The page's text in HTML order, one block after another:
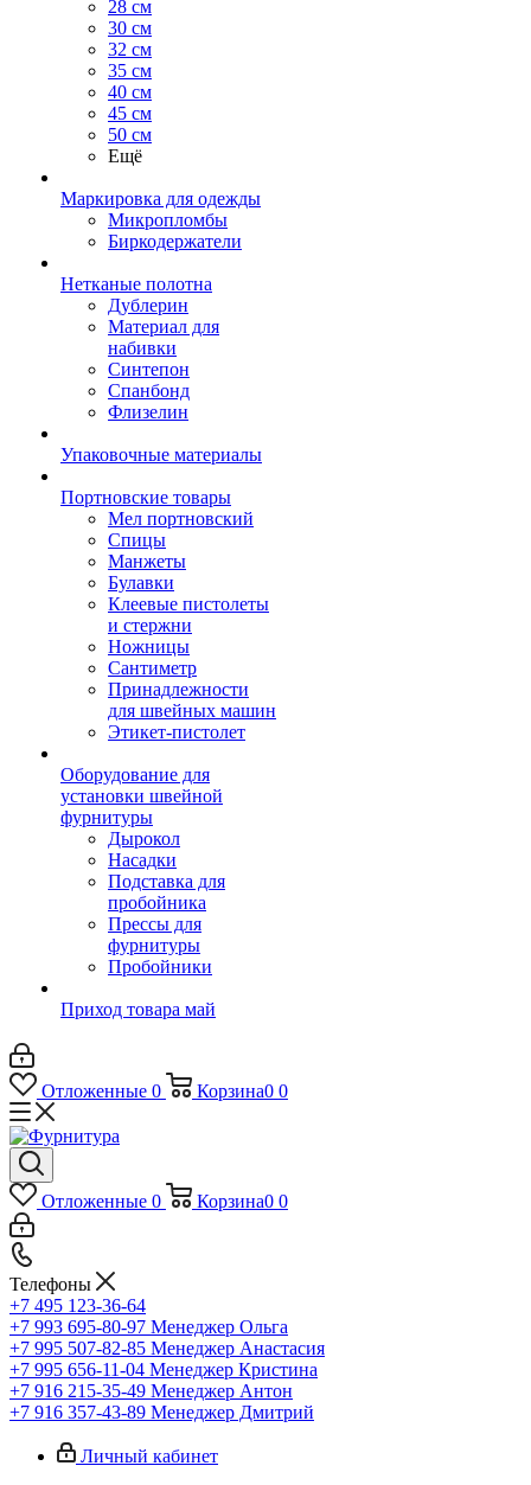
28 см
30 см
32 см
35 см
40 см
45 см
50 см
Ещё
Маркировка для одежды
Микропломбы
Биркодержатели
Нетканые полотна
Дублерин
Материал для
набивки
Синтепон
Спанбонд
Флизелин
Упаковочные материалы
Портновские товары
Мел портновский
Спицы
Манжеты
Булавки
Клеевые пистолеты
и стержни
Ножницы
Сантиметр
Принадлежности
для швейных машин
Этикет-пистолет
Оборудование для
установки швейной
фурнитуры
Дырокол
Насадки
Подставка для
пробойника
Прессы для
фурнитуры
Пробойники
Приход товара май
Отложенные 0 Корзина0 0
Отложенные 0 Корзина0 0
Телефоны
+7 495 123-36-64
+7 993 695-80-97 Менеджер Ольга
+7 995 507-82-85 Менеджер Анастасия
+7 995 656-11-04 Менеджер Кристина
+7 916 215-35-49 Менеджер Антон
+7 916 357-43-89 Менеджер Дмитрий
Личный кабинет